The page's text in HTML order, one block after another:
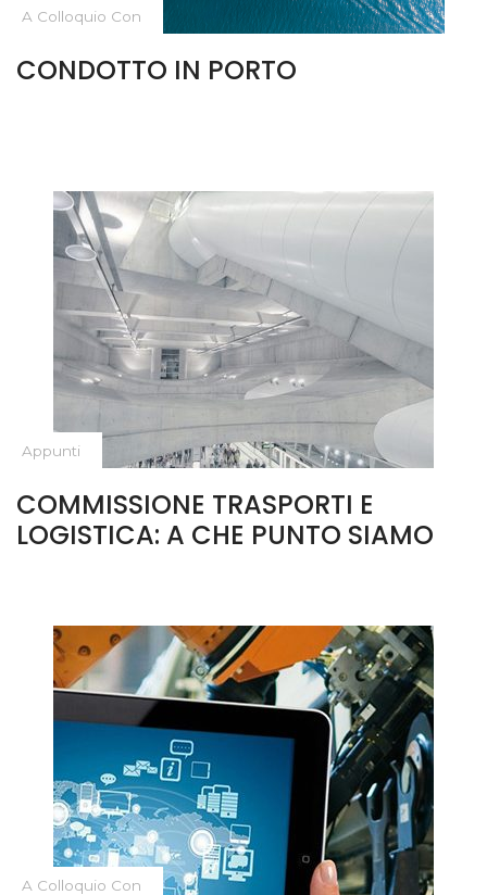
A Colloquio Con
CONDOTTO IN PORTO
Appunti
COMMISSIONE TRASPORTI E
LOGISTICA: A CHE PUNTO SIAMO
A Colloquio Con